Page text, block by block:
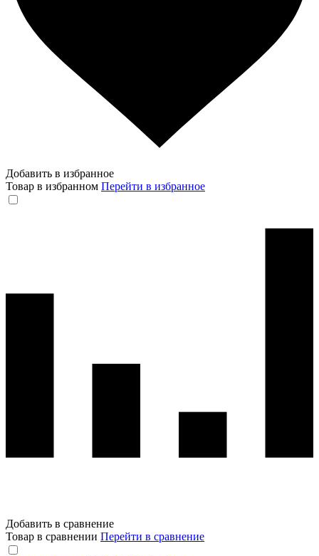
Добавить в избранное
Товар в избранном Перейти в избранное
Добавить в сравнение
Товар в сравнении Перейти в сравнение